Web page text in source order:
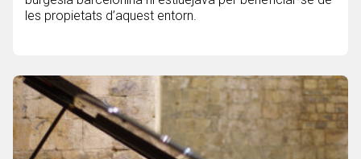
les propietats d’aquest entorn.